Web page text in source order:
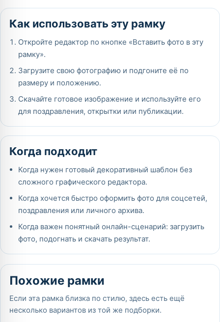
Как использовать эту рамку
Откройте редактор по кнопке «Вставить фото в эту
рамку».
Загрузите свою фотографию и подгоните её по
размеру и положению.
Скачайте готовое изображение и используйте его
для поздравления, открытки или публикации.
Когда подходит
Когда нужен готовый декоративный шаблон без
сложного графического редактора.
Когда хочется быстро оформить фото для соцсетей,
поздравления или личного архива.
Когда важен понятный онлайн-сценарий: загрузить
фото, подогнать и скачать результат.
Похожие рамки
Если эта рамка близка по стилю, здесь есть ещё
несколько вариантов из той же подборки.